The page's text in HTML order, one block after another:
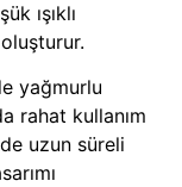
ışıklı
yağmurlu
rahat kullanım
uzun süreli